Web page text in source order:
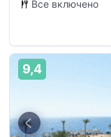
Все включено
9,4